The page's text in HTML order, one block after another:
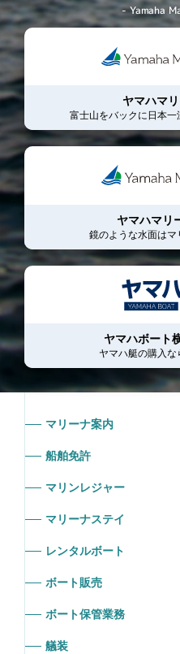
- Yamaha
ヤマハマ
富士山をバックに日本一
ヤマハマリ
鏡のような水面はマ
ヤマハボート
ヤマハ艇の購入な
マリーナ案内
船舶免許
マリンレジャー
マリーナステイ
レンタルボート
ボート販売
ボート保管業務
艤装